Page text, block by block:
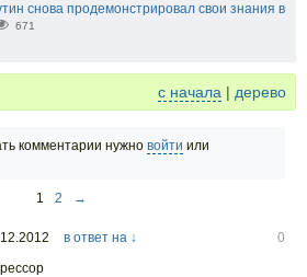
снова продемонстрировал свои знания в
671
с начала | дерево
комментарии нужно войти или
1 2 →
в ответ на ↓
0